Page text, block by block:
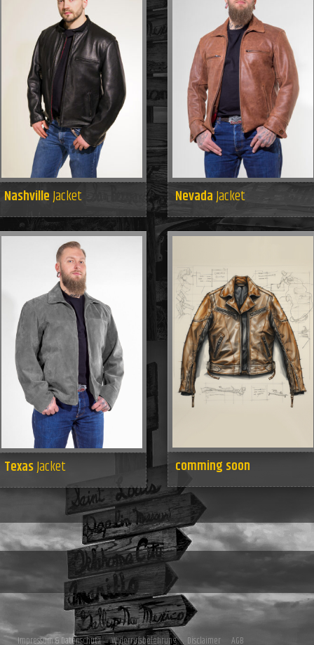
NashvilleJacket NevadaJacket
TexasJacket comming soon
Impressum & Datenschutz Widerrufsbelehrung Disclaimer AGB